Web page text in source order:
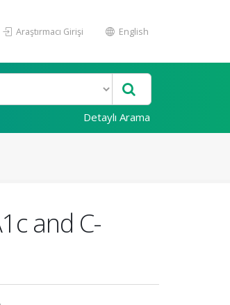
Araştırmacı Girişi English
Detaylı Arama
and C-